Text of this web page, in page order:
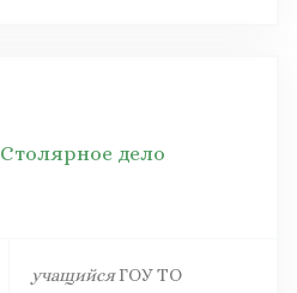
Столярное дело
учащийсяГОУ ТО